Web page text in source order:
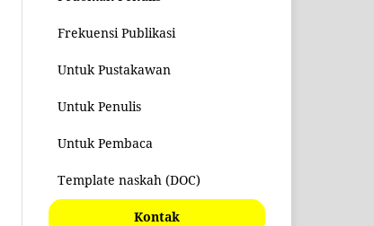
Frekuensi Publikasi
Untuk Pustakawan
Untuk Penulis
Untuk Pembaca
Template naskah (DOC)
Kontak